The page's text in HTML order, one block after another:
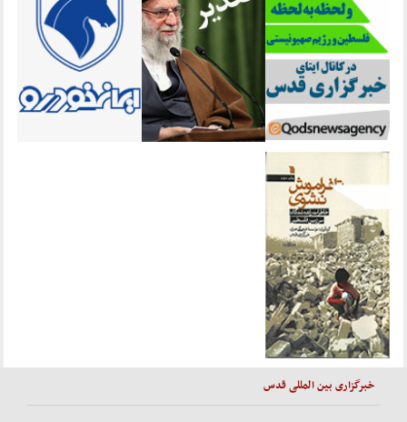
خبرگزاری بین المللی قدس